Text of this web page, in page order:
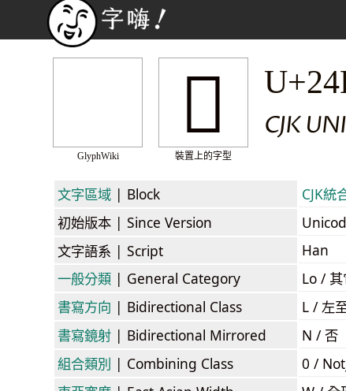
GlyphWiki
𤮺
裝置上的字型
CJK
文字區域 | Block CJK
初始版本 | Since Version
文字語系 | Script
Han
一般分類 | General Category
Lo /
書寫方向 | Bidirectional Class
L / 左
書寫鏡射 | Bidirectional Mirrored
N / 否
組合類別 | Combining Class
0 /